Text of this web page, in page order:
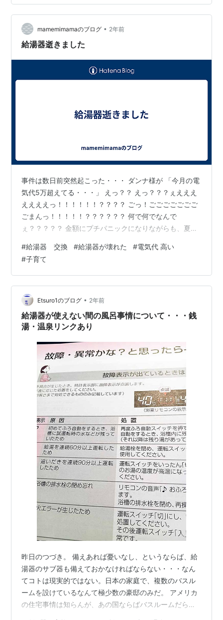
業者の方2名体制で来て頂きました。 給湯器本体を開け
たところ ホースがたくさん エアコン設置も大変そうだな
～と思って見ていましたが、ガス給湯器の交換も大変そ
うです。何かあった…
mamemimamaのブログ • 2年前
給湯器逝きました
事件は数日前突然起こった・・・ ダンナ様が 「今月の電
気代5万超えてる・・・」 えっ？？ えっ？？？ぇえええ
ええええっ！！！！！！？？？？ ごっ！ごごごごごごご
ごまんっ！！！！！？？？？？？ 何で何でなんで
ぇ？？？？？ 金額にプチパニックになりながらも、夏ご
命対策をググってた。 数日後・・・入浴中にふと給湯器
リモコンの表示を見ると「沸上中」の表示が・・・ 「あ
れ？今日お湯なんて全然使ってないのに？」と思いなが
らダンナ様に言うと、気になるダンナ様が給湯器を調べ
に外へ そしてヒートポンプからの水漏れ発見！！ そりゃ
常に水漏れして昼夜問わずお湯作って…
#給湯器 交換 #給湯器が壊れた #電気代 高い
#子育て
Etsuro1のブログ • 2年前
給湯器が使えない間の風呂事情について・・・銭
湯・温泉リンクあり
昨日のつづき。 備えあれば憂いなし、というならば、給
湯器のサブ器も備えておかなければならない・・・なん
てコトは現実的ではない。日本の家庭で、複数のバスル
ームを設けているなんて極少数の豪邸のみだ。 アメリカ
の住宅事情は知らんが、あの国ならばバスルームだらけ